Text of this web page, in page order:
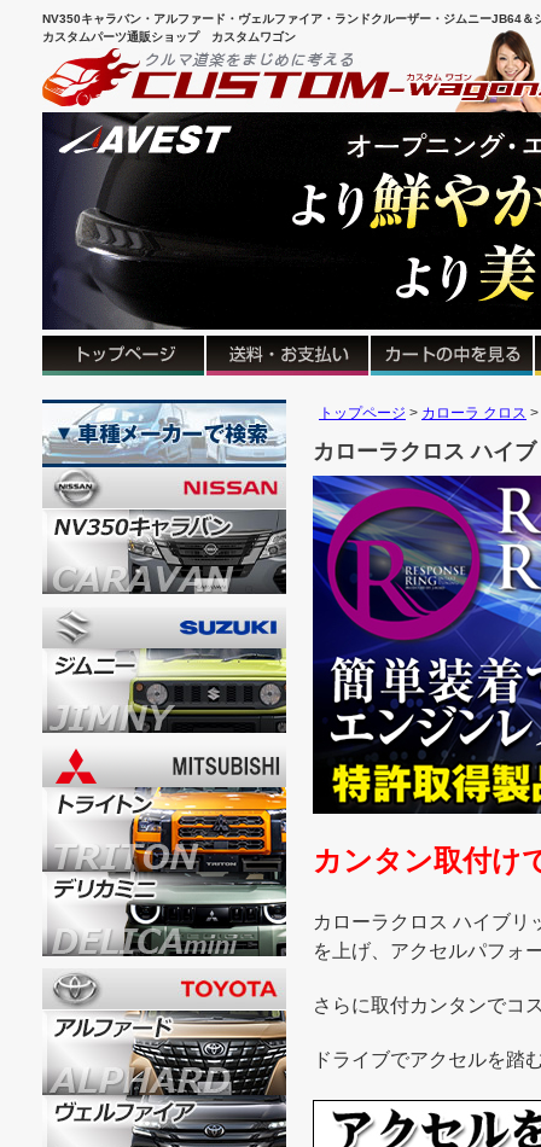
NV350キャラバン・アルファード・ヴェルファイア・ランドクルーザー・ジムニーJB64
カスタムパーツ通販ショップ カスタムワゴン
トップページ カローラ クロス
カローラクロス ハイ
カンタン取付け
カローラクロス ハイブリ
を上げ、アクセルパフォ
さらに取付カンタンでコ
ドライブでアクセルを踏